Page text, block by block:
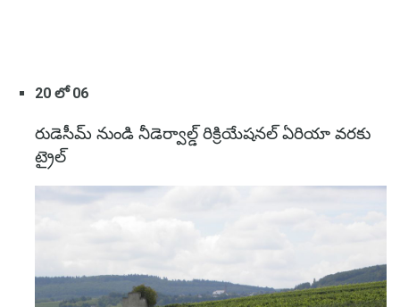
20 లో 06
రుడెసీమ్ నుండి నీడెర్వాల్డ్ రిక్రియేషనల్ ఏరియా వరకు
ట్రైల్